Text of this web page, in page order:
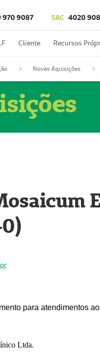
970 9087 SAC 4020
Cliente Recursos
Novas Aquisições
para atendimentos
Ltda.